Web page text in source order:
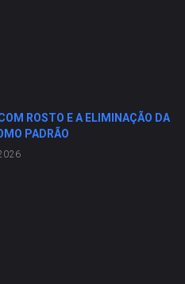
ROSTO E A ELIMINAÇÃO DA
PADRÃO